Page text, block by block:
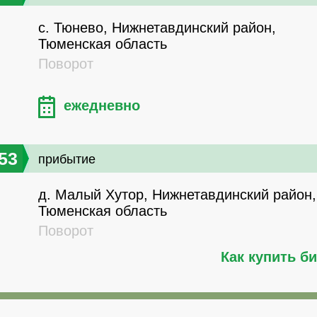
с. Тюнево, Нижнетавдинский район,
Тюменская область
Поворот
ежедневно
прибытие
д. Малый Хутор, Нижнетавдинский район,
Тюменская область
Поворот
Как купить